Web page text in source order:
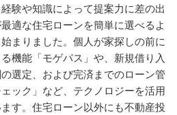
験や知識によって提案力に差の出
適な住宅ローンを簡単に選べるよ
まりました。個人が家探しの前に
機能「モゲパス」や、新規借り入
選定、および完済までのローン管
ック」など、テクノロジーを活用
す。 住宅ローン以外にも不動産投